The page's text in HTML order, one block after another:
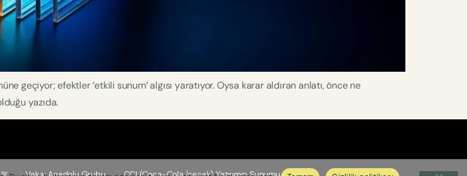
geçiyor; efektler ‘etkili sunum’ algısı yaratıyor. Oysa karar aldıran anlatı, önce ne
yazıda.